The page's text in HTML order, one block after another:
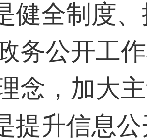
健全制度
务公开工
念，加大
提升信息